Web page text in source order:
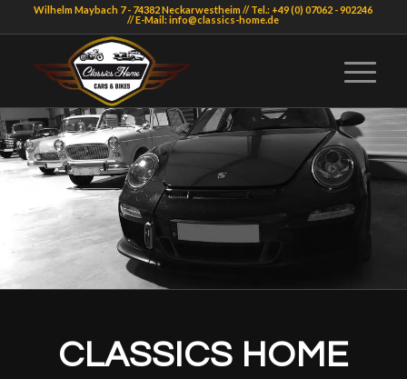
Wilhelm Maybach 7 - 74382 Neckarwestheim // Tel.: +49 (0) 07062 - 902246
// E-Mail: info@classics-home.de
CLASSICS HOME